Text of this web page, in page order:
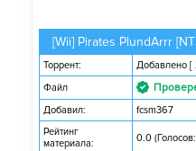
[Wii] Pirates PlundArrr
Торрент: Добавлено [
Файл
Добавил:
fcsm367
Рейтинг
материала:
0.0